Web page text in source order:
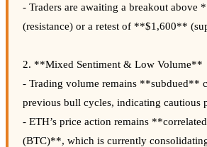
- Traders are awaiting a breakout above
(resistance) or a retest of **$1,600**
2. **Mixed Sentiment & Low Volume**
- Trading volume remains **subdued**
previous bull cycles, indicating cautious
- ETH’s price action remains
(BTC)**, which is currently